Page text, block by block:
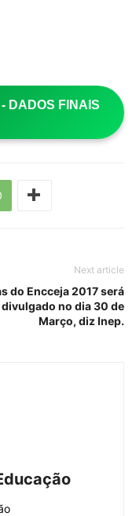
DADOS FINAIS
Next article
do Encceja 2017 será
divulgado no dia 30 de
Março, diz Inep.